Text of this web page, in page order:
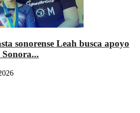
sonorense Leah busca apoyo